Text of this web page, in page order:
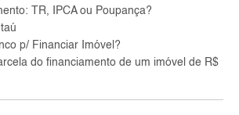
TR, IPCA ou Poupança?
p/ Financiar Imóvel?
do financiamento de um imóvel de R$